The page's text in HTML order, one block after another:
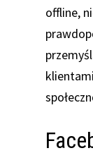
offline,